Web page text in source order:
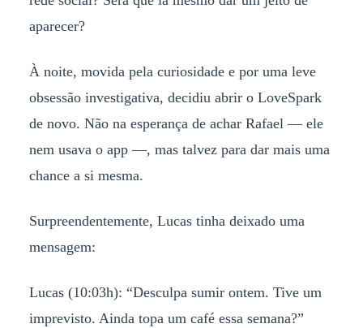
aparecer?
À noite, movida pela curiosidade e por uma leve
obsessão investigativa, decidiu abrir o LoveSpark
de novo. Não na esperança de achar Rafael — ele
nem usava o app —, mas talvez para dar mais uma
chance a si mesma.
Surpreendentemente, Lucas tinha deixado uma
mensagem:
Lucas (10:03h): “Desculpa sumir ontem. Tive um
imprevisto. Ainda topa um café essa semana?”